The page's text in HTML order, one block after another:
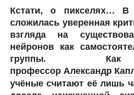
Кстати, о пикселях… В
сложилась уверенная
взгляда на
нейронов как
группы. Как
профессор Александр
учёные считают её лишь